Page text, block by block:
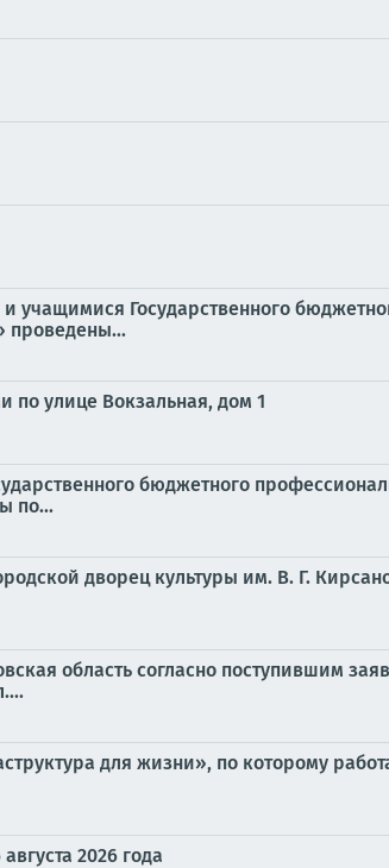
учащимися Государственного
проведены...
по улице Вокзальная, дом 1
бюджетного
по...
дворец культуры им. В. Г.
область согласно поступившим
для жизни», по которому
2026 года